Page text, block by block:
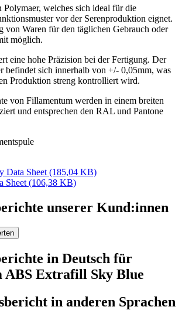
welches sich ideal für die
vor der Serenproduktion eignet.
von Waren für den täglichen Gebrauch oder
möglich.
eine hohe Präzision bei der Fertigung. Der
befindet sich innerhalb von +/- 0,05mm, was
Produktion streng kontrolliert wird.
von Fillamentum werden in einem breiten
und entsprechen den RAL und Pantone
Data Sheet (185,04 KB)
Sheet (106,38 KB)
unserer Kund:innen
in Deutsch für
ABS Extrafill Sky Blue
in anderen Sprachen